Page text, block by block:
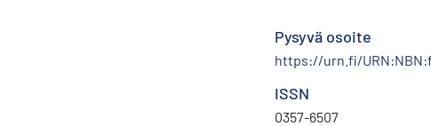
Pysyvä osoite
https://urn.fi/
ISSN
0357-6507